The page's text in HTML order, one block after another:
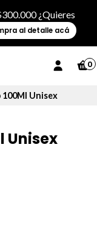
¿Quieres
al detalle acá
0
100Ml Unisex
Unisex